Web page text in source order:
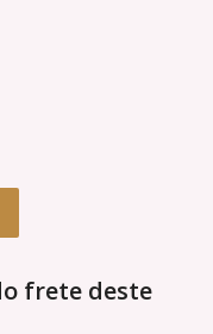
frete deste